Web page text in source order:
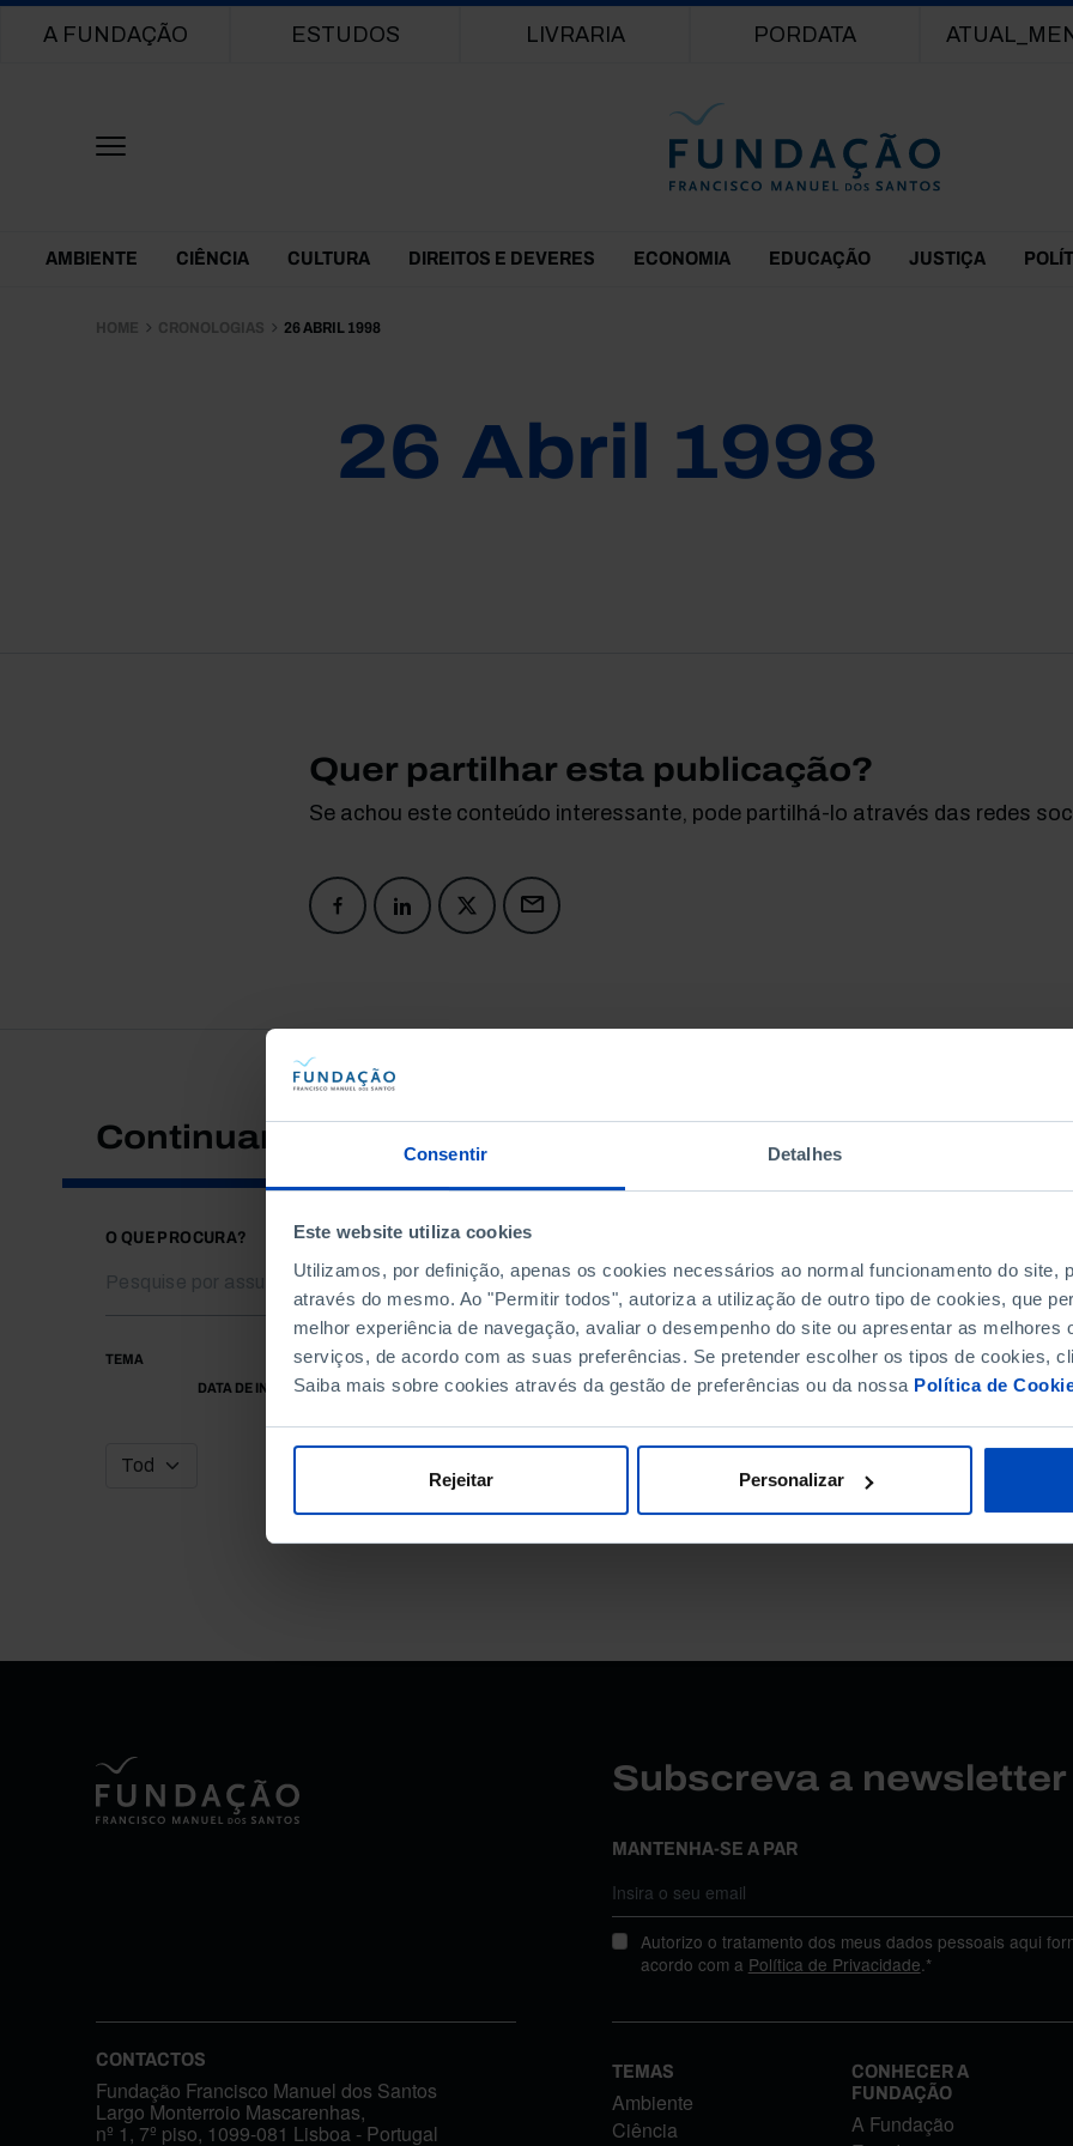
Consentir Detalhes
Este website utiliza cookies
Utilizamos, por definição, apenas os cookies necessários ao normal funcionamento do site,
através do mesmo. Ao "Permitir todos", autoriza a utilização de outro tipo de cookies, que
melhor experiência de navegação, avaliar o desempenho do site ou apresentar as melhores
serviços, de acordo com as suas preferências. Se pretender escolher os tipos de cookies,
Saiba mais sobre cookies através da gestão de preferências ou da nossa Política de
Rejeitar Personalizar
Main navigation
A FUNDAÇÃO ESTUDOS LIVRARIA PORDATA
Themes Menu
AMBIENTE CIÊNCIA CULTURA DIREITOS E DEVERES ECONOMIA EDUCAÇÃO JUSTIÇA
HOME CRONOLOGIAS 26 ABRIL 1998
26 Abril 1998
Quer partilhar esta publicação?
Se achou este conteúdo interessante, pode partilhá-lo através das redes
Continuar a pesquisar
O QUE PROCURA?
TEMA
DATA DE INÍCIO
DATA DE FIM
Subscreva a
MANTENHA-SE A PAR
Autorizo o tratamento dos meus dados pessoais aqui
acordo com a Política de Privacidade.*
CONTACTOS
Fundação Francisco Manuel dos Santos
Largo Monterroio Mascarenhas,
nº 1, 7º piso, 1099-081 Lisboa - Portugal
TEMAS
Ambiente
Ciência
CONHECER A
FUNDAÇÃO
A Fundação